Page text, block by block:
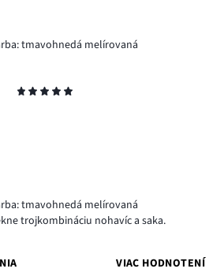
tmavohnedá melírovaná
tmavohnedá melírovaná
trojkombináciu nohavíc a saka.
VIAC HODNOTENÍ